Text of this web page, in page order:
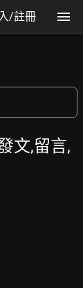
/註冊
文,留言,